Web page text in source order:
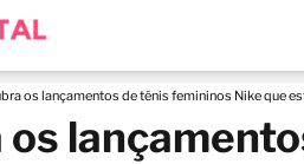
os lançamentos de tênis femininos Nike que
os